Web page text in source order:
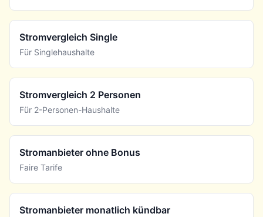
Stromvergleich Single
Für Singlehaushalte
Stromvergleich 2 Personen
Für 2-Personen-Haushalte
Stromanbieter ohne Bonus
Faire Tarife
Stromanbieter monatlich kündbar